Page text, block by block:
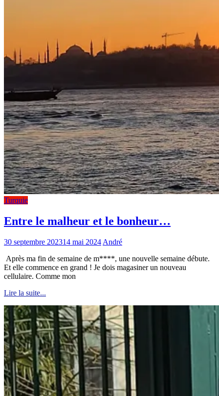
Turquie
Entre le malheur et le bonheur…
30 septembre 202314 mai 2024 André
Après ma fin de semaine de m****, une nouvelle semaine débute.
Et elle commence en grand ! Je dois magasiner un nouveau
cellulaire. Comme mon
Lire la suite...